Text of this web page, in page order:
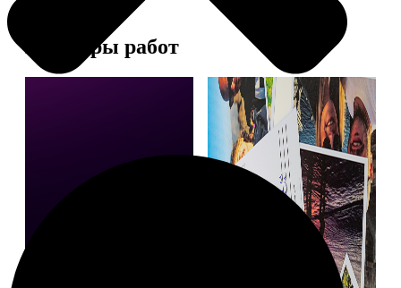
Примеры работ